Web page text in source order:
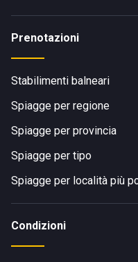
Prenotazioni
Stabilimenti balneari
Spiagge per regione
Spiagge per provincia
Spiagge per tipo
Spiagge per località più
Condizioni